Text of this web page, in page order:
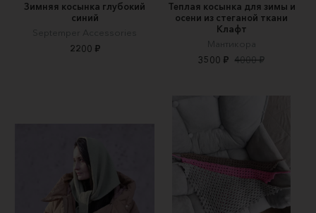
Зимняя косынка глубокий
синий
Septemper Accessories
2200 ₽
Теплая косынка для зимы и
осени из стеганой ткани
Клафт
Мантикора
3500 ₽ 4000 ₽